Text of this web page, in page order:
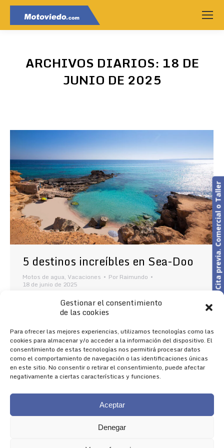
Gestionar el consentimiento
de las cookies
Para ofrecer las mejores experiencias, utilizamos tecnologías como las
cookies para almacenar y/o acceder a la información del dispositivo. El
consentimiento de estas tecnologías nos permitirá procesar datos
como el comportamiento de navegación o las identificaciones únicas
en este sitio. No consentir o retirar el consentimiento, puede afectar
negativamente a ciertas características y funciones.
Aceptar
Denegar
ARCHIVOS DIARIOS: 18 DE
JUNIO DE 2025
5 destinos increíbles en Sea-Doo
Motos de agua, Vacaciones Por Raimundo
18 de junio de 2025
Te proponemos 5 destinos increíbles para visitar
con tu moto de agua Sea-Doo este verano
Deslizarte por el agua a bordo de tu moto de agua,
soltando adrenalina y saboreando la libertad es
una experiencia fascinante, ¡pero hacerlo
mientras descubres nuevos rincones de la
geografía española es todo un lujo! ¿Quieres saber
cuáles son los…
Cita previa. Comercial o Taller